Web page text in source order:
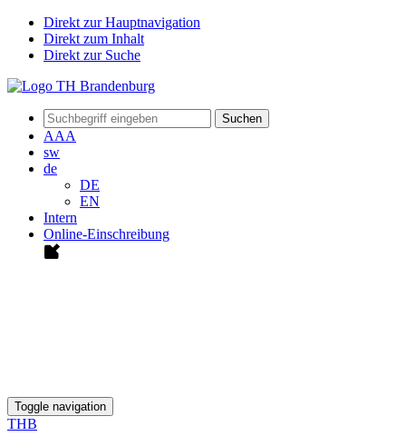
Direkt zur Hauptnavigation
Direkt zum Inhalt
Direkt zur Suche
Suchen
AAA
sw
de
DE
EN
Intern
Online-Einschreibung
Toggle navigation
THB